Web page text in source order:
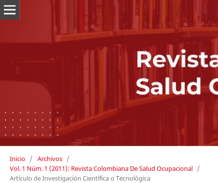
Inicio / Archivos /
Vol. 1 Núm. 1 (2011): Revista Colombiana De Salud Ocupacional /
Artículo de Investigación Científica o Tecnológica